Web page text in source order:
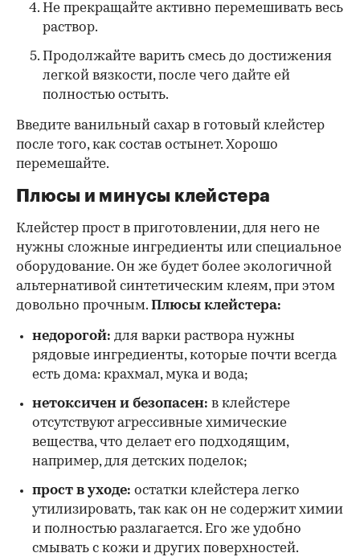
Не прекращайте активно перемешивать весь
раствор.
Продолжайте варить смесь до достижения
легкой вязкости, после чего дайте ей
полностью остыть.
Введите ванильный сахар в готовый клейстер
после того, как состав остынет. Хорошо
перемешайте.
Плюсы и минусы клейстера
Клейстер прост в приготовлении, для него не
нужны сложные ингредиенты или специальное
оборудование. Он же будет более экологичной
альтернативой синтетическим клеям, при этом
довольно прочным. Плюсы клейстера:
недорогой: для варки раствора нужны
рядовые ингредиенты, которые почти всегда
есть дома: крахмал, мука и вода;
нетоксичен и безопасен: в клейстере
отсутствуют агрессивные химические
вещества, что делает его подходящим,
например, для детских поделок;
прост в уходе: остатки клейстера легко
утилизировать, так как он не содержит химии
и полностью разлагается. Его же удобно
смывать с кожи и других поверхностей.